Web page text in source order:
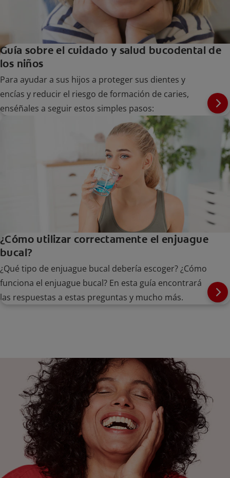
Guía sobre el cuidado y salud bucodental de
los niños
Para ayudar a sus hijos a proteger sus dientes y
encías y reducir el riesgo de formación de caries,
enséñales a seguir estos simples pasos:
¿Cómo utilizar correctamente el enjuague
bucal?
¿Qué tipo de enjuague bucal debería escoger? ¿Cómo
funciona el enjuague bucal? En esta guía encontrará
las respuestas a estas preguntas y mucho más.